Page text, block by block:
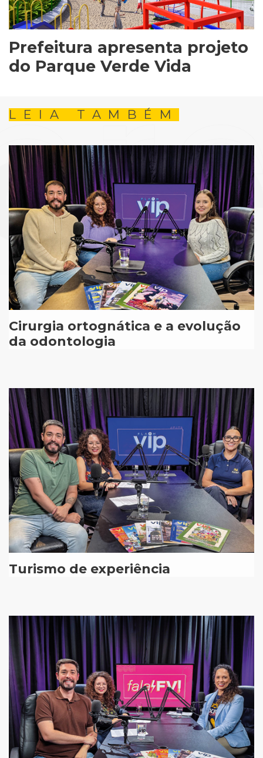
Prefeitura apresenta projeto
do Parque Verde Vida
LEIA TAMBÉM
Cirurgia ortognática e a evolução
da odontologia
Turismo de experiência